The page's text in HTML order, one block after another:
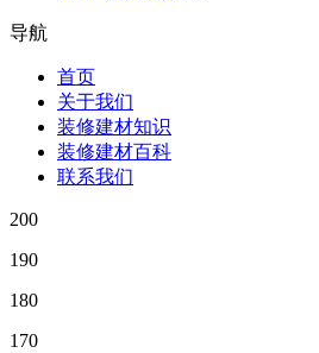
导航
首页
关于我们
装修建材知识
装修建材百科
联系我们
200
190
180
170